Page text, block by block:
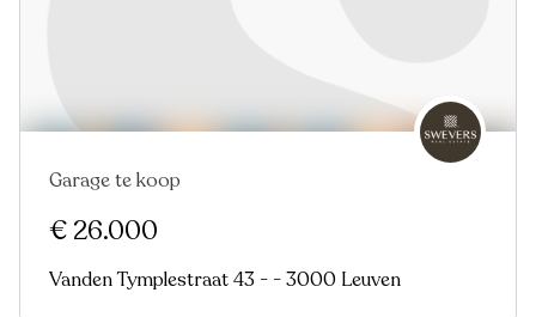
Garage te koop
€ 26.000
Vanden Tymplestraat 43 - - 3000 Leuven